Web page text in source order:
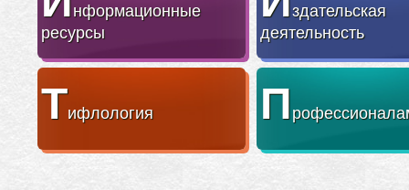
нформационные
ресурсы
здательская
деятельность
Тифлология П